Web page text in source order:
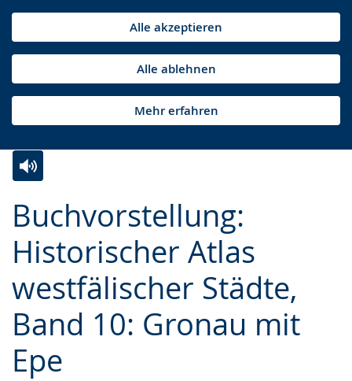
Alle akzeptieren
Alle ablehnen
Mehr erfahren
Buchvorstellung:
Historischer Atlas
westfälischer Städte,
Band 10: Gronau mit
Epe
Leichten
Sprache
wechseln.
Audio-
Unterstützung.
Video
in
Deutscher
Gebärdensprache
angezeigt.